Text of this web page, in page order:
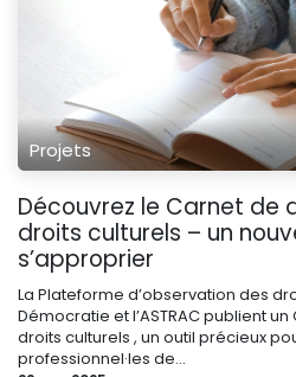
Projets
Découvrez le Carnet de
droits culturels – un
s’approprier
La Plateforme d’observation des
Démocratie et l’ASTRAC publient
droits culturels , un outil précieux
professionnel·les de...